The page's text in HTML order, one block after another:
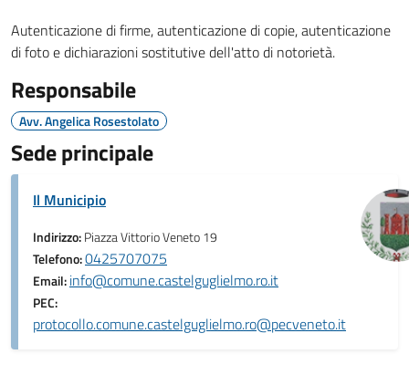
Autenticazione di firme, autenticazione di copie, autenticazione
di foto e dichiarazioni sostitutive dell'atto di notorietà.
Responsabile
Avv. Angelica Rosestolato
Sede principale
Il Municipio
Indirizzo:Piazza Vittorio Veneto 19
Telefono:0425707075
Email:info@comune.castelguglielmo.ro.it
PEC:
protocollo.comune.castelguglielmo.ro@pecveneto.it